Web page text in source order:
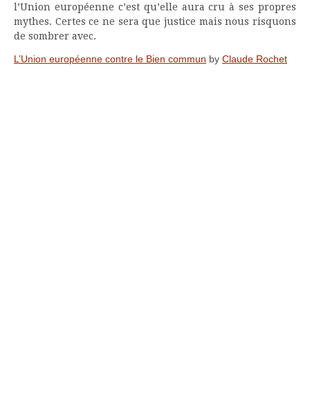
l’Union européenne c’est qu’elle aura cru à ses propres
mythes. Certes ce ne sera que justice mais nous risquons
de sombrer avec.
L’Union européenne contre le Bien commun by Claude Rochet